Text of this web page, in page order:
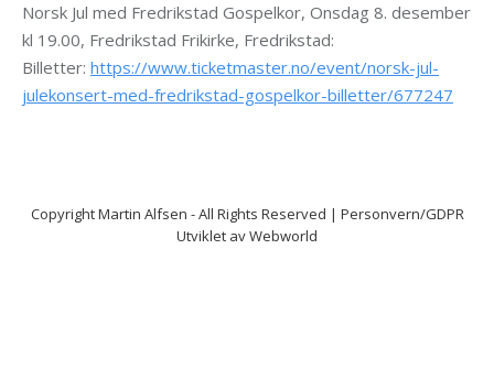
Norsk Jul med Fredrikstad Gospelkor, Onsdag 8. desember
kl 19.00, Fredrikstad Frikirke, Fredrikstad:
Billetter: https://www.ticketmaster.no/event/norsk-jul-
julekonsert-med-fredrikstad-gospelkor-billetter/677247
CopyrightMartin Alfsen - All Rights Reserved | Personvern/GDPR
Utviklet avWebworld